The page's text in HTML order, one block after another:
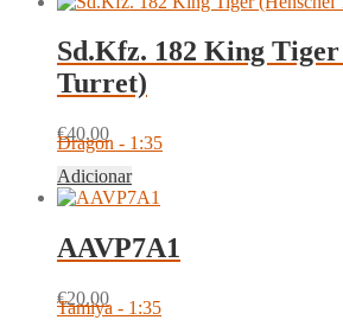
Sd.Kfz. 182 King
Turret)
€40.00
Dragon - 1:35
Adicionar
AAVP7A1
€20.00
Tamiya - 1:35